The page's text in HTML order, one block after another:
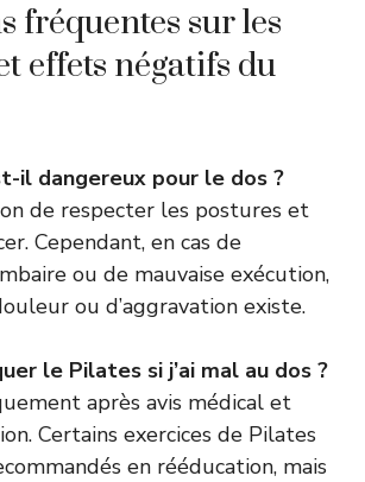
fréquentes sur les
effets négatifs du
il dangereux pour le dos ?
de respecter les postures et
Cependant, en cas de
ou de mauvaise exécution,
ou d’aggravation existe.
le Pilates si j’ai mal au dos ?
après avis médical et
Certains exercices de Pilates
en rééducation, mais